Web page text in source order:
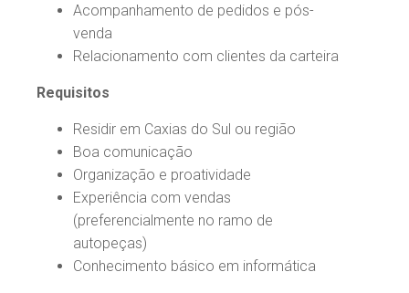
Acompanhamento de pedidos e pós-
venda
Relacionamento com clientes da carteira
Requisitos
Residir em Caxias do Sul ou região
Boa comunicação
Organização e proatividade
Experiência com vendas
(preferencialmente no ramo de
autopeças)
Conhecimento básico em informática